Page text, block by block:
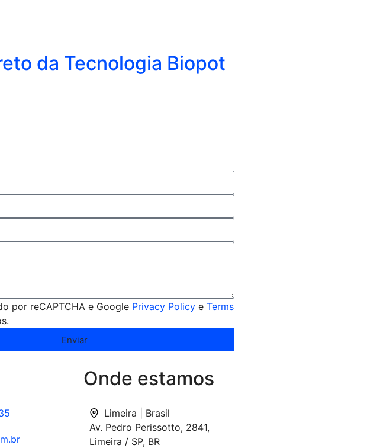
da Tecnologia Biopot
por reCAPTCHA e Google Privacy Policy e Terms
Enviar
Onde estamos
Limeira | Brasil
Av. Pedro Perissotto, 2841,
Limeira / SP, BR